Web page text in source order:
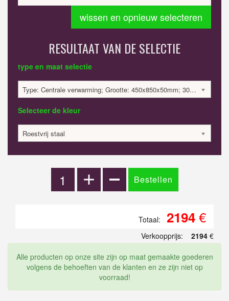
wissen en opnieuw selecteren
RESULTAAT VAN DE SELECTIE
type en maat selectie
Type: Centrale verwarming; Grootte: 450x850x50mm; 305 Watt:; 2194.13 €
Selecteer de kleur
Roestvrij staal
Totaal: 2194€
Verkoopprijs: 2194 €
Alle producten op onze site zijn op maat gemaakte goederen
volgens de behoeften van de klanten en ze zijn niet op
voorraad!